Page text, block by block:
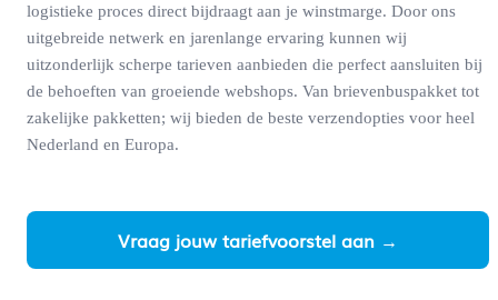
logistieke proces direct bijdraagt aan je winstmarge. Door ons
uitgebreide netwerk en jarenlange ervaring kunnen wij
uitzonderlijk scherpe tarieven aanbieden die perfect aansluiten bij
de behoeften van groeiende webshops. Van brievenbuspakket tot
zakelijke pakketten; wij bieden de beste verzendopties voor heel
Nederland en Europa.
Vraag jouw tariefvoorstel aan →